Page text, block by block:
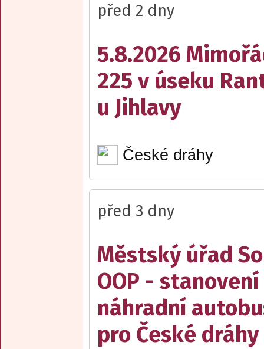
před 2 dny
5.8.2026
225 v úseku
u Jihlavy
České dráhy
před 3 dny
Městský úřad
OOP -
náhradní
pro České dráhy